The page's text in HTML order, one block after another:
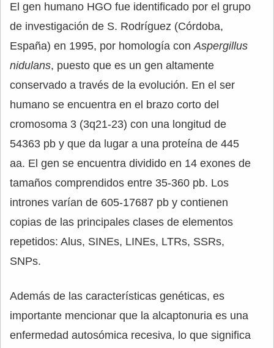
El gen humano HGO fue identificado por el grupo
de investigación de S. Rodríguez (Córdoba,
España) en 1995, por homología conAspergillus
nidulans, puesto que es un gen altamente
conservado a través de la evolución. En el ser
humano se encuentra en el brazo corto del
cromosoma 3 (3q21-23) con una longitud de
54363 pb y que da lugar a una proteína de 445
aa. El gen se encuentra dividido en 14 exones de
tamaños comprendidos entre 35-360 pb. Los
intrones varían de 605-17687 pb y contienen
copias de las principales clases de elementos
repetidos: Alus, SINEs, LINEs, LTRs, SSRs,
SNPs.
Además de las características genéticas, es
importante mencionar que la alcaptonuria es una
enfermedad autosómica recesiva, lo que significa